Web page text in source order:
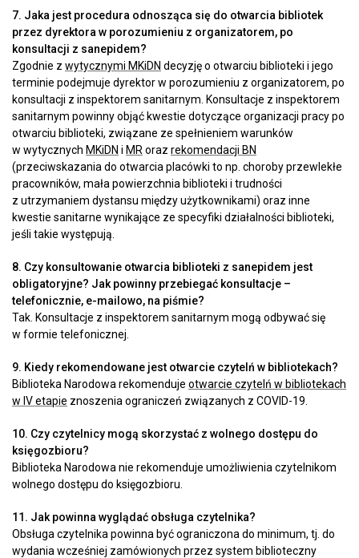
7. Jaka jest procedura odnosząca się do otwarcia bibliotek
przez dyrektora w porozumieniu z organizatorem, po
konsultacji z sanepidem?
Zgodnie z wytycznymi MKiDN decyzję o otwarciu biblioteki i jego
terminie podejmuje dyrektor w porozumieniu z organizatorem, po
konsultacji z inspektorem sanitarnym. Konsultacje z inspektorem
sanitarnym powinny objąć kwestie dotyczące organizacji pracy po
otwarciu biblioteki, związane ze spełnieniem warunków
w wytycznych MKiDN i MR oraz rekomendacji BN
(przeciwskazania do otwarcia placówki to np. choroby przewlekłe
pracowników, mała powierzchnia biblioteki i trudności
z utrzymaniem dystansu między użytkownikami) oraz inne
kwestie sanitarne wynikające ze specyfiki działalności biblioteki,
jeśli takie występują.
8. Czy konsultowanie otwarcia biblioteki z sanepidem jest
obligatoryjne? Jak powinny przebiegać konsultacje –
telefonicznie, e-mailowo, na piśmie?
Tak. Konsultacje z inspektorem sanitarnym mogą odbywać się
w formie telefonicznej.
9. Kiedy rekomendowane jest otwarcie czytelń w bibliotekach?
Biblioteka Narodowa rekomenduje otwarcie czytelń w bibliotekach
w IV etapie znoszenia ograniczeń związanych z COVID-19.
10. Czy czytelnicy mogą skorzystać z wolnego dostępu do
księgozbioru?
Biblioteka Narodowa nie rekomenduje umożliwienia czytelnikom
wolnego dostępu do księgozbioru.
11. Jak powinna wyglądać obsługa czytelnika?
Obsługa czytelnika powinna być ograniczona do minimum, tj. do
wydania wcześniej zamówionych przez system biblioteczny